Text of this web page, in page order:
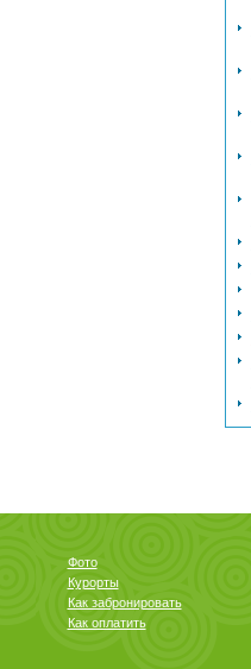
Фото
Курорты
Как забронировать
Как оплатить